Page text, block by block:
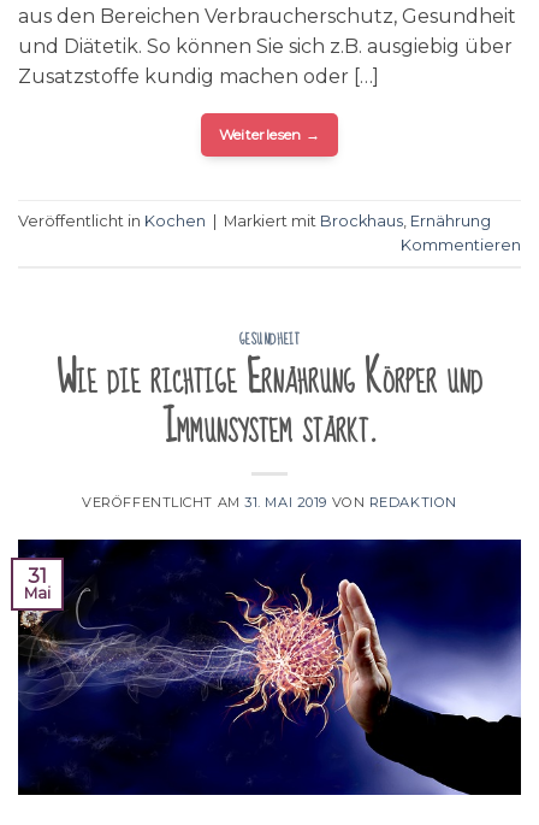
aus den Bereichen Verbraucherschutz, Gesundheit
und Diätetik. So können Sie sich z.B. ausgiebig über
Zusatzstoffe kundig machen oder […]
Weiterlesen →
Veröffentlicht in Kochen | Markiert mit Brockhaus Ernährung
Kommentieren
GESUNDHEIT
Wie die richtige Ernährung Körper und
Immunsystem stärkt.
VERÖFFENTLICHT AM31. MAI 2019 VON REDAKTION
31
Mai